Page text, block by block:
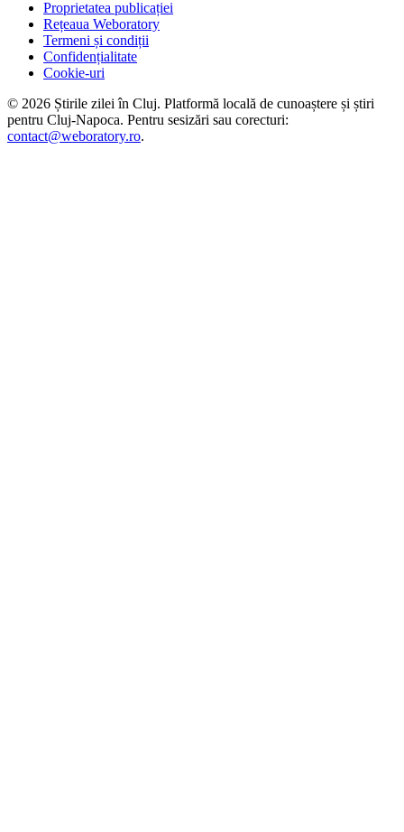
Proprietatea publicației
Rețeaua Weboratory
Termeni și condiții
Confidențialitate
Cookie-uri
© 2026 Știrile zilei în Cluj. Platformă locală de cunoaștere și știri
pentru Cluj-Napoca. Pentru sesizări sau corecturi:
contact@weboratory.ro.